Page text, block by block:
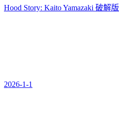
Hood Story: Kaito Yamazaki 破解版
2026-1-1